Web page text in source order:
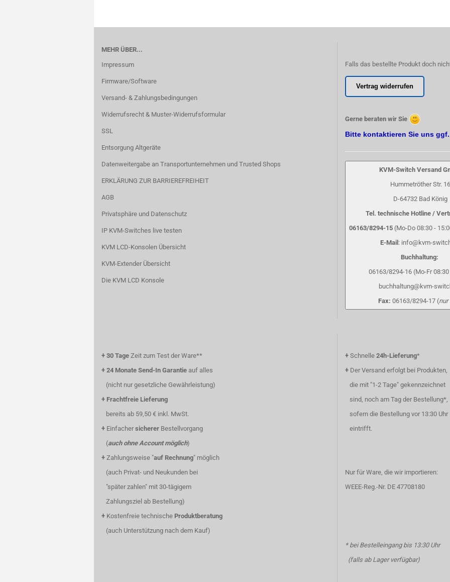
MEHR ÜBER...
Impressum
Firmware/Software
Versand- & Zahlungsbedingungen
Widerrufsrecht & Muster-Widerrufsformular
SSL
Entsorgung Altgeräte
Datenweitergabe an Transportunternehmen und Trusted Shops
ERKLÄRUNG ZUR BARRIEREFREIHEIT
AGB
Privatsphäre und Datenschutz
IP KVM-Switches live testen
KVM LCD-Konsolen Übersicht
KVM-Extender Übersicht
Die KVM LCD Konsole
Falls das bestellte Produkt doch
Vertrag widerrufen
Gerne beraten wir Sie
Bitte kontaktieren Sie uns
KVM-Switch Versand
Hummetröther Str. 16
D-64732 Bad König
Tel. technische Hotline /
06163/8294-15 (Mo-Do 08:30 -
E-Mail: info@kvm-
Buchhaltung:
06163/8294-16 (Mo-Fr 08:30
buchhaltung@kvm-
Fax: 06163/8294-17 (nur
+ 30 Tage Zeit zum Test der Ware**
+ 24 Monate Send-In Garantie auf alles
(nicht nur gesetzliche Gewährleistung)
+ Frachtfreie Lieferung
bereits ab 59,50 € inkl. MwSt.
+ Einfacher sicherer Bestellvorgang
(auch ohne Account möglich)
+ Zahlungsweise "auf Rechnung" möglich
(auch Privat- und Neukunden bei
"später zahlen" mit 30-tägigem
Zahlungsziel ab Bestellung)
+ Kostenfreie technische Produktberatung
(auch Unterstützung nach dem Kauf)
+ Schnelle 24h-Lieferung*
+ Der Versand erfolgt bei Produkten,
die mit "1-2 Tage" gekennzeichnet
sind, noch am Tag der Bestellung*,
sofern die Bestellung vor 13:30 Uhr
eintrifft.
Nur für Ware, die wir importieren:
WEEE-Reg.-Nr. DE 47708180
* bei Bestelleingang bis 13:30 Uhr
(falls ab Lager verfügbar)